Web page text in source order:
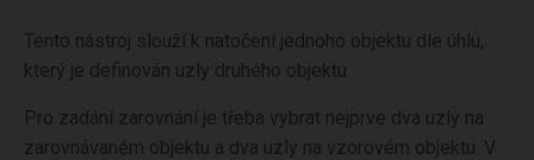
Tento nástroj slouží k natočení jednoho objektu dle úhlu,
který je definován uzly druhého objektu.
Pro zadání zarovnání je třeba vybrat nejprve dva uzly na
zarovnávaném objektu a dva uzly na vzorovém objektu. V